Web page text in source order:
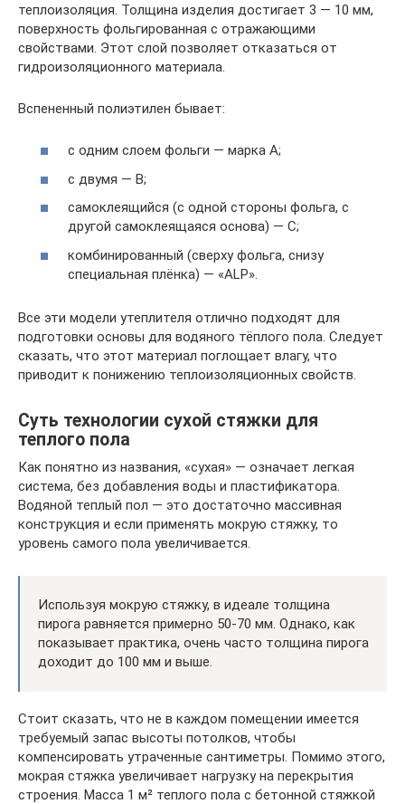
теплоизоляция. Толщина изделия достигает 3 — 10 мм,
поверхность фольгированная с отражающими
свойствами. Этот слой позволяет отказаться от
гидроизоляционного материала.
Вспененный полиэтилен бывает:
с одним слоем фольги — марка А;
с двумя — В;
самоклеящийся (с одной стороны фольга, с
другой самоклеящаяся основа) — С;
комбинированный (сверху фольга, снизу
специальная плёнка) — «ALP».
Все эти модели утеплителя отлично подходят для
подготовки основы для водяного тёплого пола. Следует
сказать, что этот материал поглощает влагу, что
приводит к понижению теплоизоляционных свойств.
Суть технологии сухой стяжки для
теплого пола
Как понятно из названия, «сухая» — означает легкая
система, без добавления воды и пластификатора.
Водяной теплый пол — это достаточно массивная
конструкция и если применять мокрую стяжку, то
уровень самого пола увеличивается.
Используя мокрую стяжку, в идеале толщина
пирога равняется примерно 50-70 мм. Однако, как
показывает практика, очень часто толщина пирога
доходит до 100 мм и выше.
Стоит сказать, что не в каждом помещении имеется
требуемый запас высоты потолков, чтобы
компенсировать утраченные сантиметры. Помимо этого,
мокрая стяжка увеличивает нагрузку на перекрытия
строения. Масса 1 м² теплого пола с бетонной стяжкой